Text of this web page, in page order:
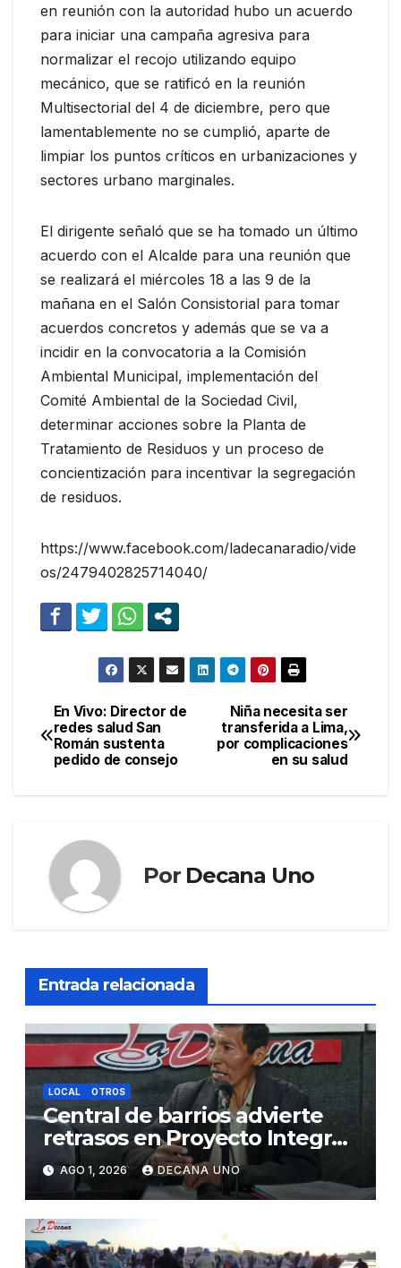
en reunión con la autoridad hubo un acuerdo
para iniciar una campaña agresiva para
normalizar el recojo utilizando equipo
mecánico, que se ratificó en la reunión
Multisectorial del 4 de diciembre, pero que
lamentablemente no se cumplió, aparte de
limpiar los puntos críticos en urbanizaciones y
sectores urbano marginales.
El dirigente señaló que se ha tomado un último
acuerdo con el Alcalde para una reunión que
se realizará el miércoles 18 a las 9 de la
mañana en el Salón Consistorial para tomar
acuerdos concretos y además que se va a
incidir en la convocatoria a la Comisión
Ambiental Municipal, implementación del
Comité Ambiental de la Sociedad Civil,
determinar acciones sobre la Planta de
Tratamiento de Residuos y un proceso de
concientización para incentivar la segregación
de residuos.
https://www.facebook.com/ladecanaradio/vide
os/2479402825714040/
Navegación
de
Niña necesita ser
transferida a Lima,
por complicaciones
en su salud
En Vivo: Director de
redes salud San
Román sustenta
pedido de consejo
Por Decana Uno
Entrada relacionada
LOCAL OTROS
Central de barrios advierte
retrasos en Proyecto Integral
de Agua y Alcantarillado para
Juliaca
AGO 1, 2026 DECANA UNO